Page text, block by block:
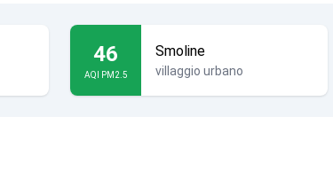
46
AQI PM2.5
Smoline
villaggio urbano